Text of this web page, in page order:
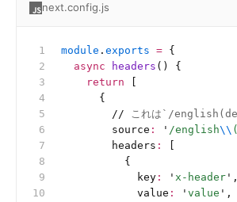
next.config.js
module . exports = {
  async
headers () {
    return
      {
        //
これは`/
        source
: ' /english\\
        headers
:
          {
            key
: ' x-header ' ,
            value
: ' value ' ,